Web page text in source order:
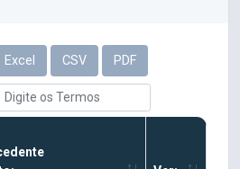
Excel CSV PDF